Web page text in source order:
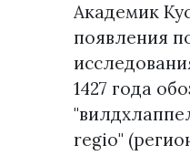
Академик
появления
1427 года
regio"